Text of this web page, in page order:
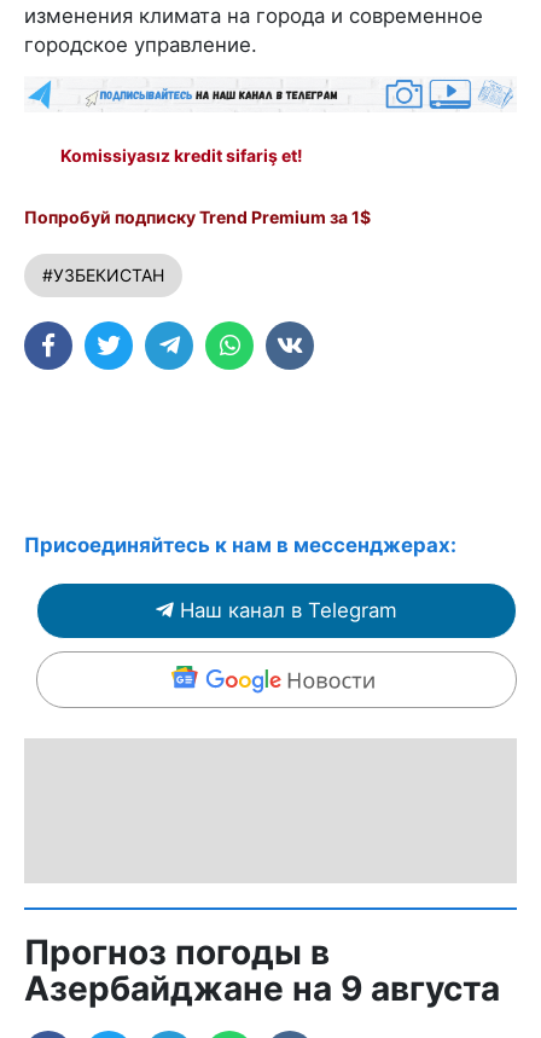
изменения климата на города и современное
городское управление.
Komissiyasız kredit sifariş et!
Попробуй подписку Trend Premium за 1$
#УЗБЕКИСТАН
Присоединяйтесь к нам в мессенджерах:
Наш канал в Telegram
Прогноз погоды в
Азербайджане на 9 августа